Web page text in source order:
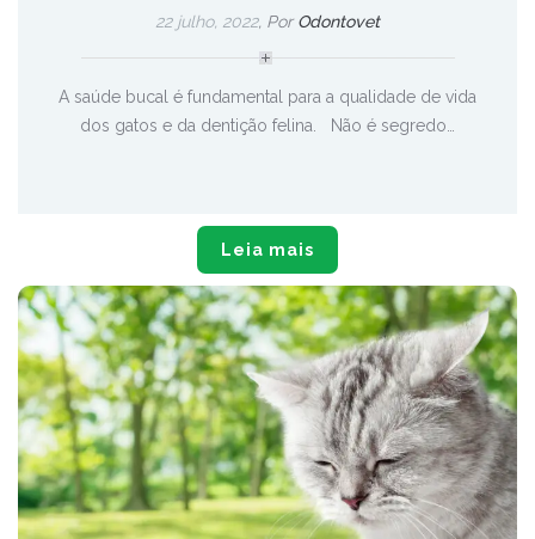
22 julho, 2022, PorOdontovet
A saúde bucal é fundamental para a qualidade de vida
dos gatos e da dentição felina. Não é segredo…
Leia mais